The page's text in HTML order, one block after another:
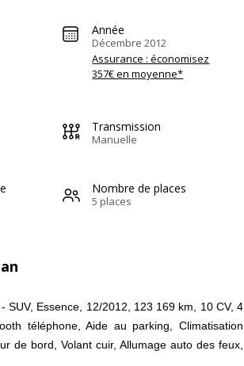
Année
Décembre 2012
Assurance : économisez
357€ en moyenne*
Transmission
Manuelle
Nombre de places
5 places
SUV, Essence, 12/2012, 123 169 km, 10 CV, 4
téléphone, Aide au parking, Climatisation
de bord, Volant cuir, Allumage auto des feux,